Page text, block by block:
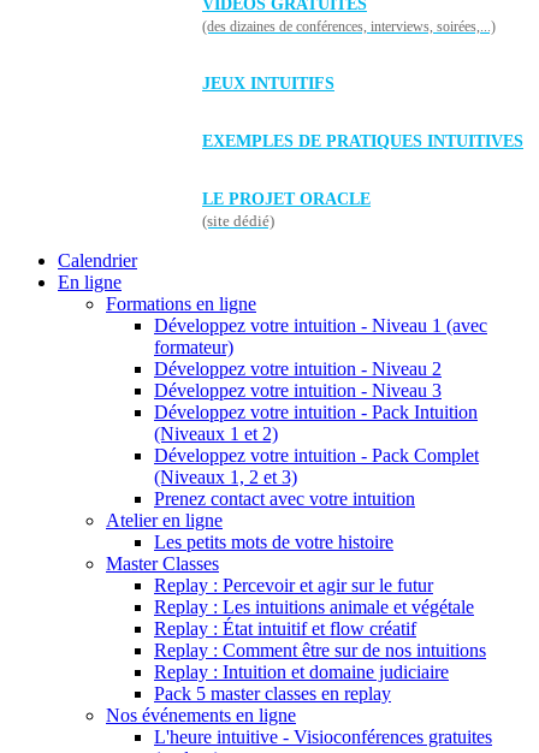
VIDÉOS GRATUITES
(des dizaines de conférences, interviews, soirées,...)
JEUX INTUITIFS
EXEMPLES DE PRATIQUES INTUITIVES
LE PROJET ORACLE
(site dédié)
Calendrier
En ligne
Formations en ligne
Développez votre intuition - Niveau 1 (avec
formateur)
Développez votre intuition - Niveau 2
Développez votre intuition - Niveau 3
Développez votre intuition - Pack Intuition
(Niveaux 1 et 2)
Développez votre intuition - Pack Complet
(Niveaux 1, 2 et 3)
Prenez contact avec votre intuition
Atelier en ligne
Les petits mots de votre histoire
Master Classes
Replay : Percevoir et agir sur le futur
Replay : Les intuitions animale et végétale
Replay : État intuitif et flow créatif
Replay : Comment être sur de nos intuitions
Replay : Intuition et domaine judiciaire
Pack 5 master classes en replay
Nos événements en ligne
L'heure intuitive - Visioconférences gratuites